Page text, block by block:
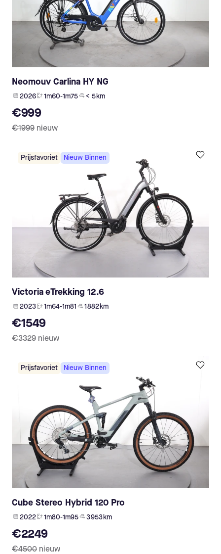
Neomouv Carlina HY NG
2026 1m60-1m75 < 5 km
€999
€1999 nieuw
Prijsfavoriet Nieuw Binnen
Victoria eTrekking 12.6
2023 1m64-1m81 1 882 km
€1549
€3329 nieuw
Prijsfavoriet Nieuw Binnen
Cube Stereo Hybrid 120 Pro
2022 1m80-1m95 3 953 km
€2249
€4500 nieuw